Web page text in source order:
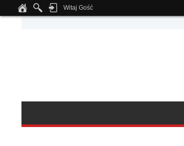
Notice: Undefined index: tapatalk_body_hook in
Witaj Gość